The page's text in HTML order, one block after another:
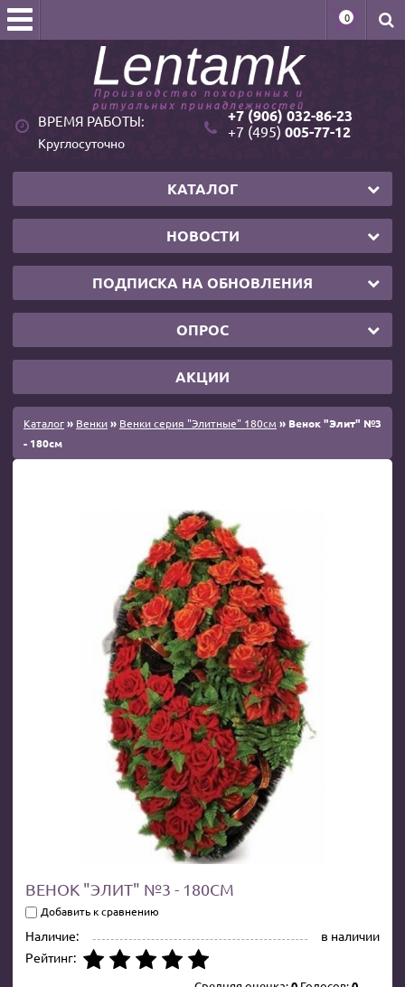
0
ВРЕМЯ РАБОТЫ:
Круглосуточно
+7 (906) 032-86-23
+7 (495) 005-77-12
КАТАЛОГ
НОВОСТИ
ПОДПИСКА НА ОБНОВЛЕНИЯ
ОПРОС
АКЦИИ
Каталог» Венки» Венки серия "Элитные" 180см » Венок "Элит" №3
- 180см
ВЕНОК "ЭЛИТ" №3 - 180СМ
Добавить к сравнению
Наличие:
в наличии
Рейтинг: